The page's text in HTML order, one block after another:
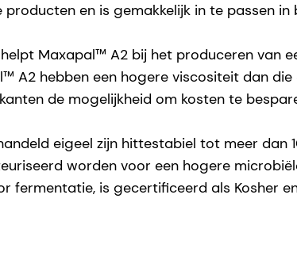
en is gemakkelijk in te passen
Maxapal™ A2 bij het produceren van
A2 hebben een hogere viscositeit dan
de mogelijkheid om kosten te
eigeel zijn hittestabiel tot meer dan
worden voor een hogere
fermentatie, is gecertificeerd als Kosher